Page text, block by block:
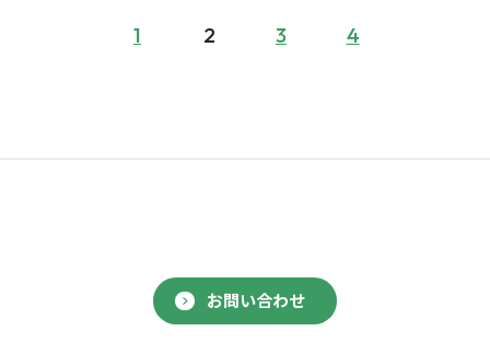
1 2 3 4
お問い合わせ